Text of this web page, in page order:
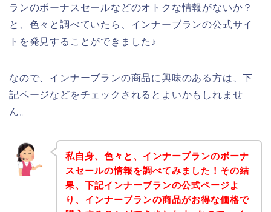
ランのボーナスセールなどのオトクな情報がないか？
と、色々と調べていたら、インナーブランの公式サイ
トを発見することができました♪
なので、インナーブランの商品に興味のある方は、下
記ページなどをチェックされるとよいかもしれませ
ん。
私自身、色々と、インナーブランのボーナ
スセールの情報を調べてみました！その結
果、下記インナーブランの公式ページよ
り、インナーブランの商品がお得な価格で